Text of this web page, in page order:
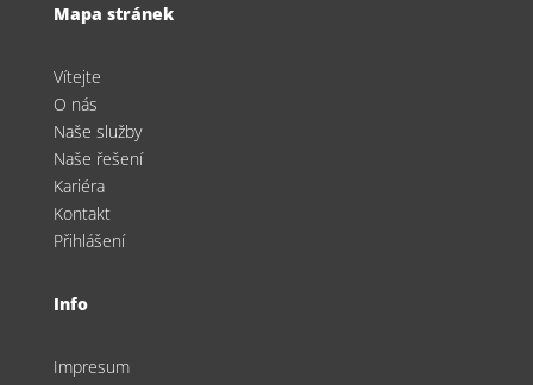
Mapa stránek
Vítejte
O nás
Naše služby
Naše řešení
Kariéra
Kontakt
Přihlášení
Info
Impresum